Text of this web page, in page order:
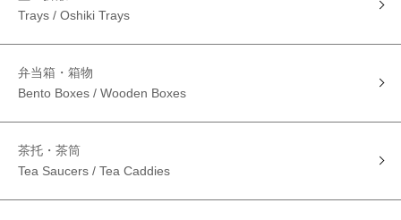
Trays / Oshiki Trays
弁当箱・箱物
Bento Boxes / Wooden Boxes
茶托・茶筒
Tea Saucers / Tea Caddies